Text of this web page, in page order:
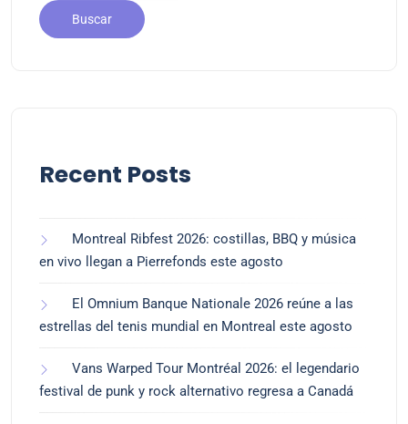
Buscar
Recent Posts
Montreal Ribfest 2026: costillas, BBQ y música
en vivo llegan a Pierrefonds este agosto
El Omnium Banque Nationale 2026 reúne a las
estrellas del tenis mundial en Montreal este agosto
Vans Warped Tour Montréal 2026: el legendario
festival de punk y rock alternativo regresa a Canadá